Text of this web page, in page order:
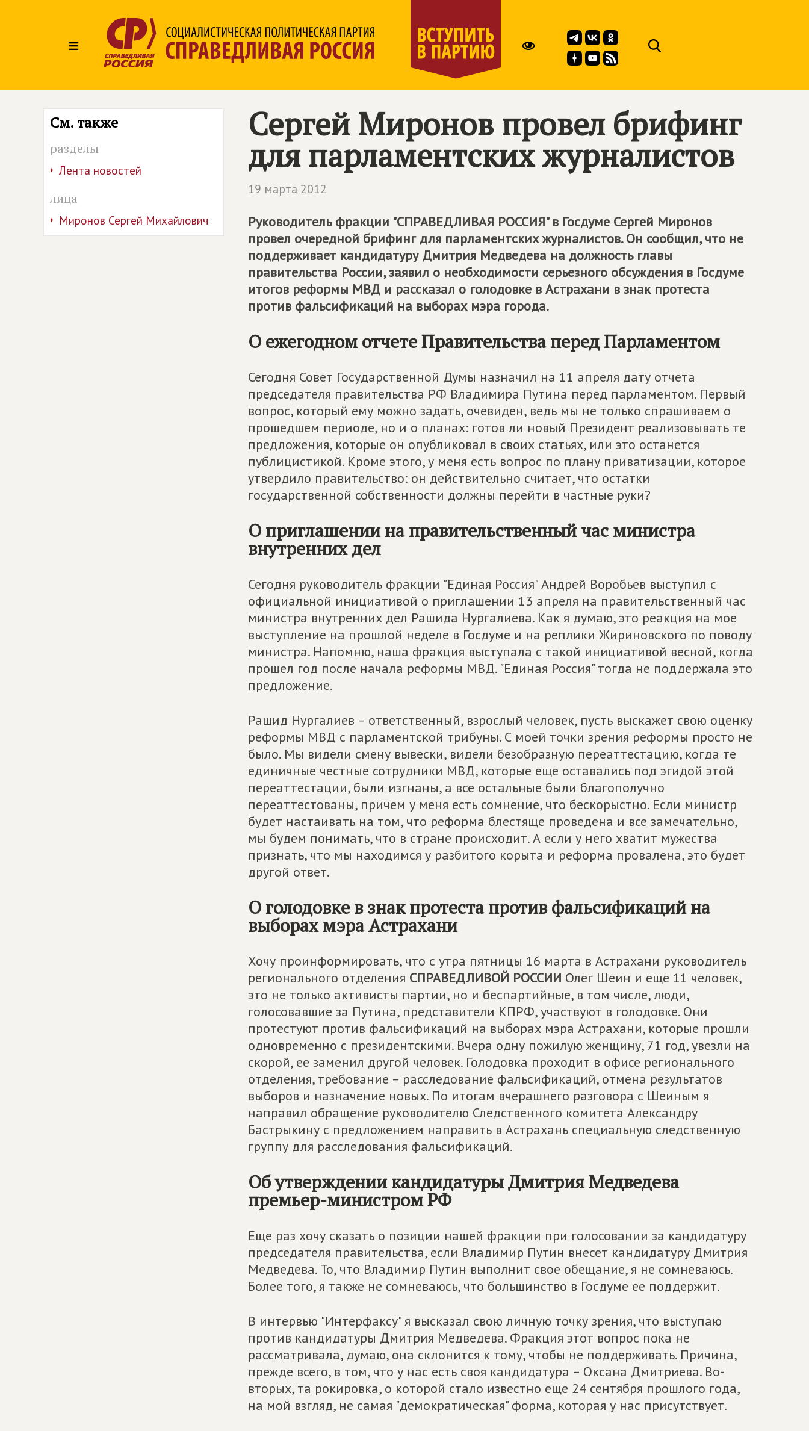
≡
См. также
разделы
Лента новостей
лица
Миронов Сергей Михайлович
Сергей Миронов провел брифинг
для парламентских журналистов
19 марта 2012
Руководитель фракции "СПРАВЕДЛИВАЯ РОССИЯ" в Госдуме Сергей Миронов
провел очередной брифинг для парламентских журналистов. Он сообщил, что не
поддерживает кандидатуру Дмитрия Медведева на должность главы
правительства России, заявил о необходимости серьезного обсуждения в Госдуме
итогов реформы МВД и рассказал о голодовке в Астрахани в знак протеста
против фальсификаций на выборах мэра города.
О ежегодном отчете Правительства перед Парламентом
Сегодня Совет Государственной Думы назначил на 11 апреля дату отчета
председателя правительства РФ Владимира Путина перед парламентом. Первый
вопрос, который ему можно задать, очевиден, ведь мы не только спрашиваем о
прошедшем периоде, но и о планах: готов ли новый Президент реализовывать те
предложения, которые он опубликовал в своих статьях, или это останется
публицистикой. Кроме этого, у меня есть вопрос по плану приватизации, которое
утвердило правительство: он действительно считает, что остатки
государственной собственности должны перейти в частные руки?
О приглашении на правительственный час министра
внутренних дел
Сегодня руководитель фракции "Единая Россия" Андрей Воробьев выступил с
официальной инициативой о приглашении 13 апреля на правительственный час
министра внутренних дел Рашида Нургалиева. Как я думаю, это реакция на мое
выступление на прошлой неделе в Госдуме и на реплики Жириновского по поводу
министра. Напомню, наша фракция выступала с такой инициативой весной, когда
прошел год после начала реформы МВД. "Единая Россия" тогда не поддержала это
предложение.
Рашид Нургалиев – ответственный, взрослый человек, пусть выскажет свою оценку
реформы МВД с парламентской трибуны. С моей точки зрения реформы просто не
было. Мы видели смену вывески, видели безобразную переаттестацию, когда те
единичные честные сотрудники МВД, которые еще оставались под эгидой этой
переаттестации, были изгнаны, а все остальные были благополучно
переаттестованы, причем у меня есть сомнение, что бескорыстно. Если министр
будет настаивать на том, что реформа блестяще проведена и все замечательно,
мы будем понимать, что в стране происходит. А если у него хватит мужества
признать, что мы находимся у разбитого корыта и реформа провалена, это будет
другой ответ.
О голодовке в знак протеста против фальсификаций на
выборах мэра Астрахани
Хочу проинформировать, что с утра пятницы 16 марта в Астрахани руководитель
регионального отделения СПРАВЕДЛИВОЙ РОССИИ Олег Шеин и еще 11 человек,
это не только активисты партии, но и беспартийные, в том числе, люди,
голосовавшие за Путина, представители КПРФ, участвуют в голодовке. Они
протестуют против фальсификаций на выборах мэра Астрахани, которые прошли
одновременно с президентскими. Вчера одну пожилую женщину, 71 год, увезли на
скорой, ее заменил другой человек. Голодовка проходит в офисе регионального
отделения, требование – расследование фальсификаций, отмена результатов
выборов и назначение новых. По итогам вчерашнего разговора с Шеиным я
направил обращение руководителю Следственного комитета Александру
Бастрыкину с предложением направить в Астрахань специальную следственную
группу для расследования фальсификаций.
Об утверждении кандидатуры Дмитрия Медведева
премьер-министром РФ
Еще раз хочу сказать о позиции нашей фракции при голосовании за кандидатуру
председателя правительства, если Владимир Путин внесет кандидатуру Дмитрия
Медведева. То, что Владимир Путин выполнит свое обещание, я не сомневаюсь.
Более того, я также не сомневаюсь, что большинство в Госдуме ее поддержит.
В интервью "Интерфаксу" я высказал свою личную точку зрения, что выступаю
против кандидатуры Дмитрия Медведева. Фракция этот вопрос пока не
рассматривала, думаю, она склонится к тому, чтобы не поддерживать. Причина,
прежде всего, в том, что у нас есть своя кандидатура – Оксана Дмитриева. Во-
вторых, та рокировка, о которой стало известно еще 24 сентября прошлого года,
на мой взгляд, не самая "демократическая" форма, которая у нас присутствует.